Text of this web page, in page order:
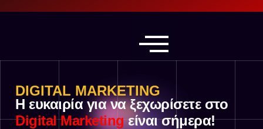
DIGITAL MARKETING
Η ευκαιρία για να ξεχωρίσετε στο
Digital Marketingείναι σήμερα!